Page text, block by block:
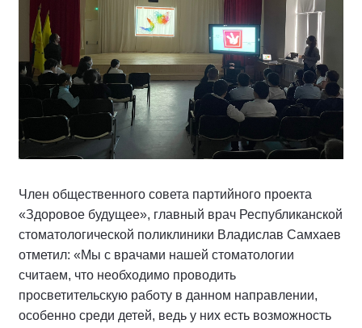
Член общественного совета партийного проекта
«Здоровое будущее», главный врач Республиканской
стоматологической поликлиники Владислав Самхаев
отметил: «Мы с врачами нашей стоматологии
считаем, что необходимо проводить
просветительскую работу в данном направлении,
особенно среди детей, ведь у них есть возможность